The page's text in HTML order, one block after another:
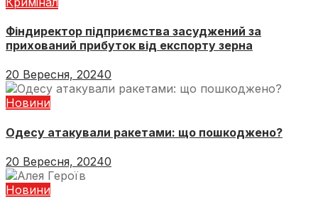
Фіндиректор підприємства засуджений за
прихований прибуток від експорту зерна
20 Вересня, 20240
Новини
Одесу атакували ракетами: що пошкоджено?
20 Вересня, 20240
Новини